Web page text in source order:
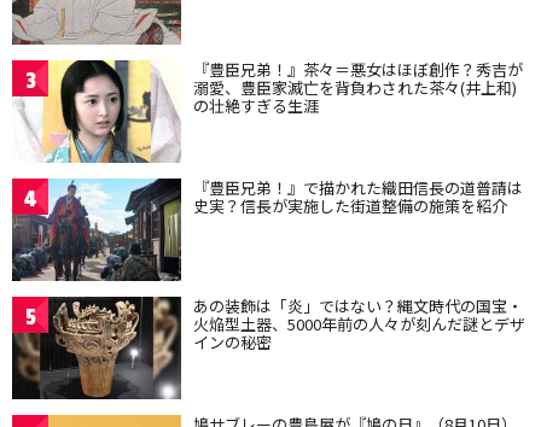
3 『豊臣兄弟！』茶々＝悪女はほぼ創作？秀吉が
溺愛、豊臣家滅亡を背負わされた茶々(井上和)
の壮絶すぎる生涯
4 『豊臣兄弟！』で描かれた織田信長の道普請は
史実？信長が実施した街道整備の施策を紹介
5 あの装飾は「炎」ではない？縄文時代の国宝・
火焔型土器、5000年前の人々が刻んだ謎とデザ
インの秘密